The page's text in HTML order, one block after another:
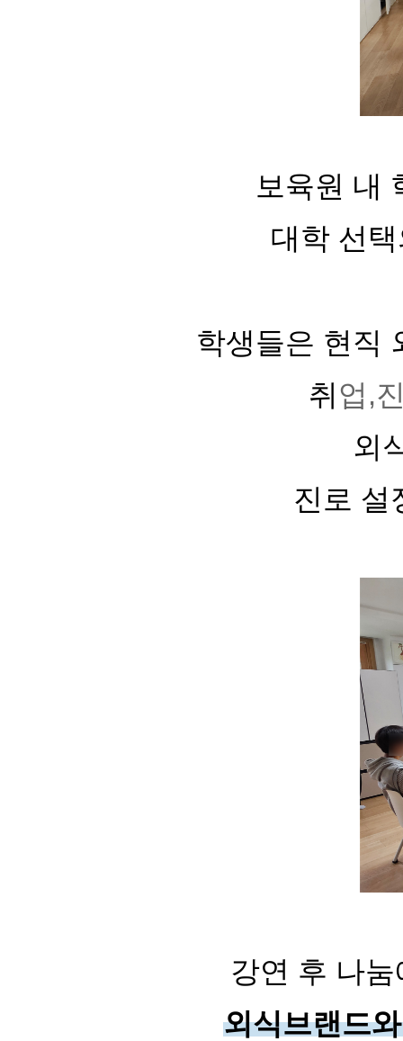
보육원 내
대학 선
학생들은 현직
취업,
외
진로 설
강연 후 나
외식브랜드